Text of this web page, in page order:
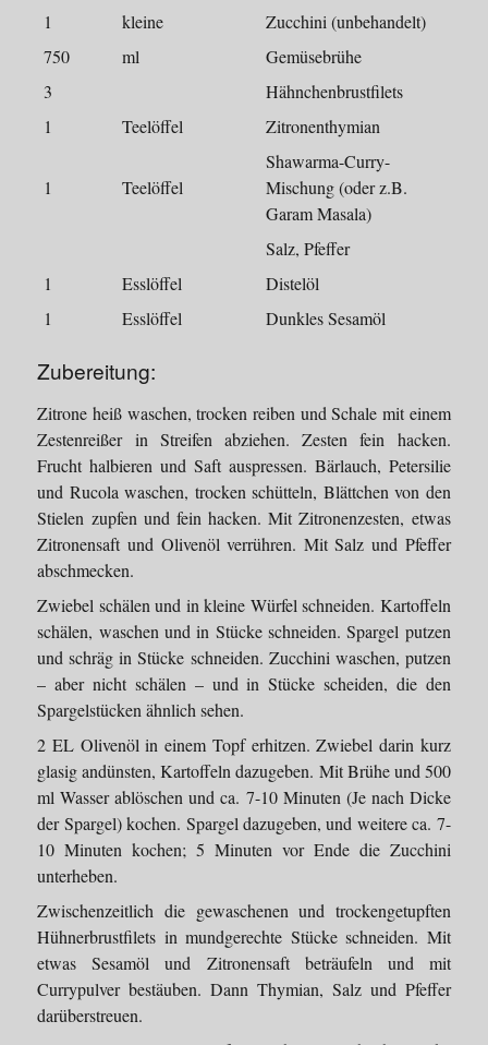
1
kleine
Zucchini (unbehandelt)
750
ml
Gemüsebrühe
3
Hähnchenbrustfilets
1
Teelöffel Zitronenthymian
1 Teelöffel
Shawarma-Curry-
Mischung (oder z.B.
Garam Masala)
Salz, Pfeffer
1
Esslöffel
Distelöl
1
Esslöffel Dunkles Sesamöl
Zubereitung:
Zitrone heiß waschen, trocken reiben und Schale mit einem
Zestenreißer in Streifen abziehen. Zesten fein hacken.
Frucht halbieren und Saft auspressen. Bärlauch, Petersilie
und Rucola waschen, trocken schütteln, Blättchen von den
Stielen zupfen und fein hacken. Mit Zitronenzesten, etwas
Zitronensaft und Olivenöl verrühren. Mit Salz und Pfeffer
abschmecken.
Zwiebel schälen und in kleine Würfel schneiden. Kartoffeln
schälen, waschen und in Stücke schneiden. Spargel putzen
und schräg in Stücke schneiden. Zucchini waschen, putzen
– aber nicht schälen – und in Stücke scheiden, die den
Spargelstücken ähnlich sehen.
2 EL Olivenöl in einem Topf erhitzen. Zwiebel darin kurz
glasig andünsten, Kartoffeln dazugeben. Mit Brühe und 500
ml Wasser ablöschen und ca. 7-10 Minuten (Je nach Dicke
der Spargel) kochen. Spargel dazugeben, und weitere ca. 7-
10 Minuten kochen; 5 Minuten vor Ende die Zucchini
unterheben.
Zwischenzeitlich die gewaschenen und trockengetupften
Hühnerbrustfilets in mundgerechte Stücke schneiden. Mit
etwas Sesamöl und Zitronensaft beträufeln und mit
Currypulver bestäuben. Dann Thymian, Salz und Pfeffer
darüberstreuen.